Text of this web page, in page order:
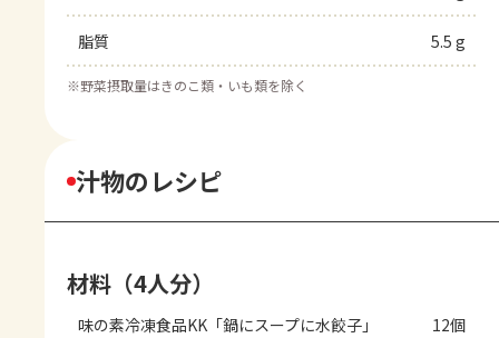
脂質 5.5 g
※野菜摂取量はきのこ類・いも類を除く
汁物のレシピ
材料（4人分）
味の素冷凍食品KK「鍋にスープに水餃子」 12個